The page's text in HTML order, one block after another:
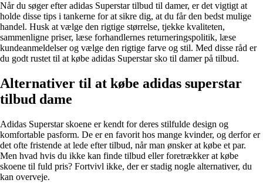
Når du søger efter adidas Superstar tilbud til damer, er det vigtigt at
holde disse tips i tankerne for at sikre dig, at du får den bedst mulige
handel. Husk at vælge den rigtige størrelse, tjekke kvaliteten,
sammenligne priser, læse forhandlernes returneringspolitik, læse
kundeanmeldelser og vælge den rigtige farve og stil. Med disse råd er
du godt rustet til at købe adidas Superstar sko til damer på tilbud.
Alternativer til at købe adidas superstar
tilbud dame
Adidas Superstar skoene er kendt for deres stilfulde design og
komfortable pasform. De er en favorit hos mange kvinder, og derfor er
det ofte fristende at lede efter tilbud, når man ønsker at købe et par.
Men hvad hvis du ikke kan finde tilbud eller foretrækker at købe
skoene til fuld pris? Fortvivl ikke, der er stadig nogle alternativer, du
kan overveje.